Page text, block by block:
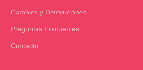
Cambios y Devoluciones
Preguntas Frecuentes
Contacto